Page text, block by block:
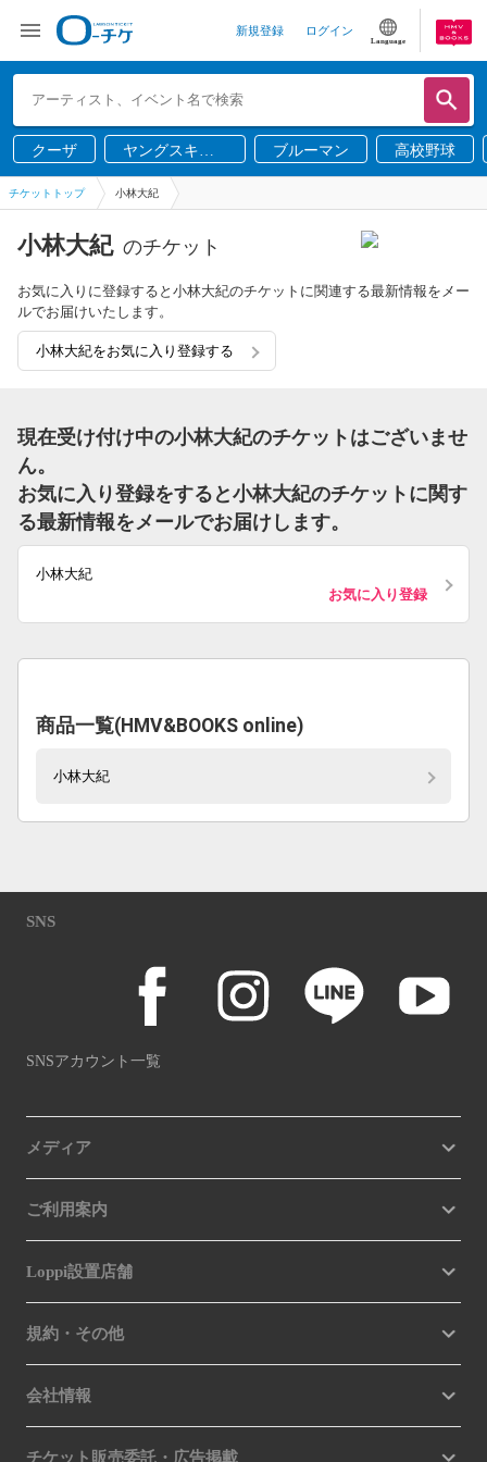
新規登録 ログイン
Language
クーザ
ヤングスキニ
ー
ブルーマン 高校野球
チケットトップ 小林大紀
小林大紀 のチケット
お気に入りに登録すると小林大紀のチケットに関連する最新情報をメー
ルでお届けいたします。
小林大紀をお気に入り登録する
現在受け付け中の小林大紀のチケットはございませ
ん。
お気に入り登録をすると小林大紀のチケットに関す
る最新情報をメールでお届けします。
小林大紀
お気に入り登録
商品一覧(HMV&BOOKS online)
小林大紀
SNS
SNSアカウント一覧
メディア
ご利用案内
Loppi設置店舗
規約・その他
会社情報
チケット販売委託・広告掲載